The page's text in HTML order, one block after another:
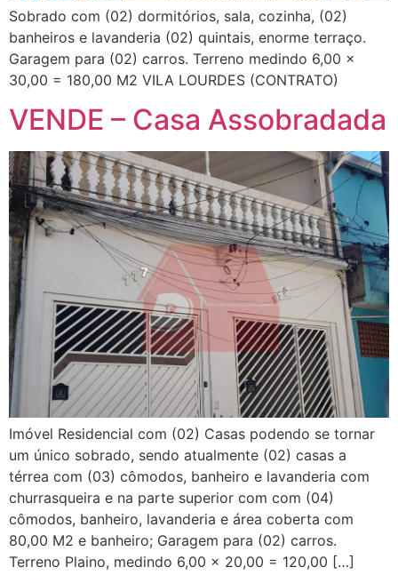
Sobrado com (02) dormitórios, sala, cozinha, (02)
banheiros e lavanderia (02) quintais, enorme terraço.
Garagem para (02) carros. Terreno medindo 6,00 x
30,00 = 180,00 M2 VILA LOURDES (CONTRATO)
VENDE – Casa Assobradada
Imóvel Residencial com (02) Casas podendo se tornar
um único sobrado, sendo atualmente (02) casas a
térrea com (03) cômodos, banheiro e lavanderia com
churrasqueira e na parte superior com com (04)
cômodos, banheiro, lavanderia e área coberta com
80,00 M2 e banheiro; Garagem para (02) carros.
Terreno Plaino, medindo 6,00 x 20,00 = 120,00 […]